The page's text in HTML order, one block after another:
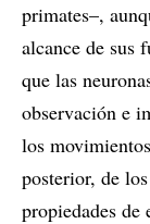
primates–,
alcance de sus
que las
observación e
los
posterior, de
propiedades de